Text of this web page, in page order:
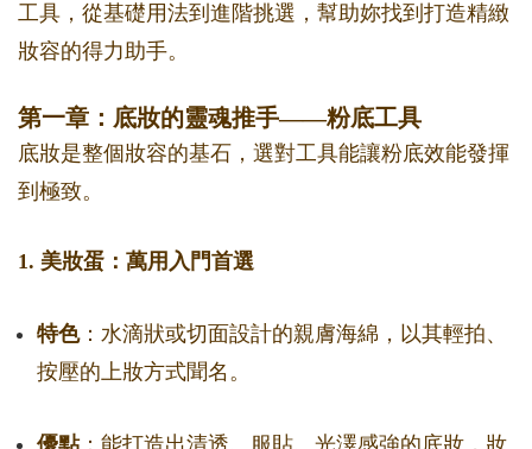
工具，從基礎用法到進階挑選，幫助妳找到打造精緻
妝容的得力助手。
第一章：底妝的靈魂推手——粉底工具
底妝是整個妝容的基石，選對工具能讓粉底效能發揮
到極致。
1. 美妝蛋：萬用入門首選
特色：水滴狀或切面設計的親膚海綿，以其輕拍、
按壓的上妝方式聞名。